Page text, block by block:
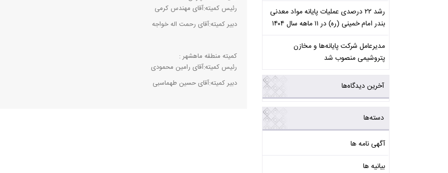
رشد ۲۲ درصدی عملیات پایانه مواد معدنی
بندر امام خمینی (ره) در ۱۱ ماهه سال ۱۴۰۴
مدیرعامل شرکت پایانه‌ها و مخازن
پتروشیمی منصوب شد
آخرین دیدگاه‌ها
دسته‌ها
آگهی نامه ها
بیانیه ها
رئیس کمیته:آقای مهندس کرمی
دبیر کمیته:آقای رحمت اله خواجه
کمیته منطقه ماهشهر :
رئیس کمیته:آقای رامین محمودی
دبیر کمیته:آقای حسین طهماسبی